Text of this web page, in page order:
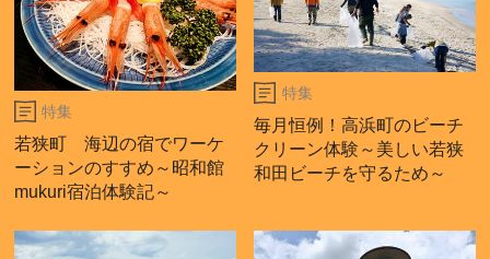
特集
若狭町 海辺の宿でワーケ
ーションのすすめ～昭和館
mukuri宿泊体験記～
特集
毎月恒例！高浜町のビーチ
クリーン体験～美しい若狭
和田ビーチを守るため～